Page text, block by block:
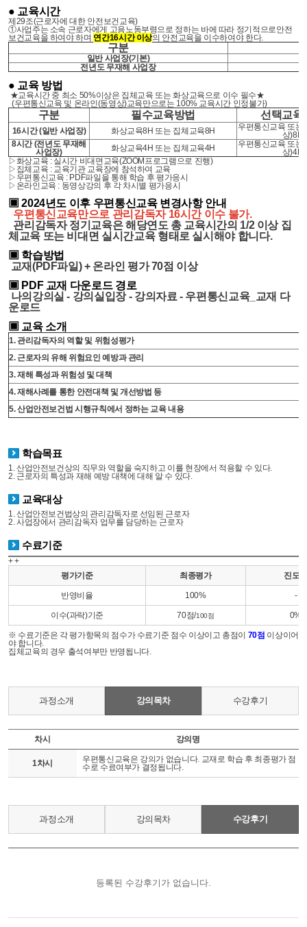
● 교육시간
제 29조(근로자에 대한 안전보건교육)
①사업주는 소속 근로자에게 고용노동부령으로 정하는 바에 따라 정기적으로안전
보건교육을 하여야 하며 연간16시간 이상의 안전교육을 이수하여야 한다.
구분
일반 사업장(기본)
전년도 무재해 사업장
● 교육 방법
★교육시간 중 최소 50%이상은 집체교육 또는 화상교육으로 이수 필수★
(우편통신교육 및 온라인(동영상)교육만으로는 100% 교육시간 인정불가)
구분 필수교육방법 선택교육
16시간 (일반 사업장) 화상교육8H 또는 집체교육8H
우편통신교육 또는
상)8H
8시간 (전년도 무재해
사업장)
화상교육4H 또는 집체교육4H
우편통신교육 또는
상)4H
▷화상교육 : 실시간 비대면교육(ZOOM프로그램으로 진행)
▷집체교육 : 교육기관 교육장에 참석하여 교육
▷우편통신교육 : PDF파일을 통해 학습 후 평가응시
▷온라인교육 : 동영상강의 후 각 차시별 평가응시
▣ 2024년도 이후 우편통신교육 변경사항 안내
우편통신교육만으로 관리감독자 16시간 이수 불가.
관리감독자 정기교육은 해당연도 총 교육시간의 1/2 이상 집
체교육 또는 비대면 실시간교육 형태로 실시해야 합니다.
▣ 학습방법
교재(PDF파일) + 온라인 평가 70점 이상
▣ PDF 교재 다운로드 경로
나의강의실 - 강의실입장 - 강의자료 - 우편통신교육_교재 다
운로드
▣ 교육 소개
1. 관리감독자의 역할 및 위험성평가
2. 근로자의 유해 위험요인 예방과 관리
3. 재해 특성과 위험성 및 대책
4. 재해사례를 통한 안전대책 및 개선방법 등
5. 산업안전보건법 시행규칙에서 정하는 교육 내용
학습목표
1. 산업안전보건상의 직무와 역할을 숙지하고 이를 현장에서 적용할 수 있다.
2. 근로자의 특성과 재해 예방 대책에 대해 알 수 있다.
교육대상
1. 산업안전보건법상의 관리감독자로 선임된 근로자
2. 사업장에서 관리감독자 업무를 담당하는 근로자
수료기준
+ +
평가기준
최종평가 진도율
반영비율 100% -
이수(과락)기준 70점/100점 0%
※ 수료기준은 각 평가항목의 점수가 수료기준 점수 이상이고 총점이 70점 이상이어
야 합니다.
집체교육의 경우 출석여부만 반영됩니다.
과정소개 강의목차 수강후기
차시 강의명
1차시
우편통신교육은 강의가 없습니다. 교재로 학습 후 최종평가 점
수로 수료여부가 결정됩니다.
과정소개 강의목차 수강후기